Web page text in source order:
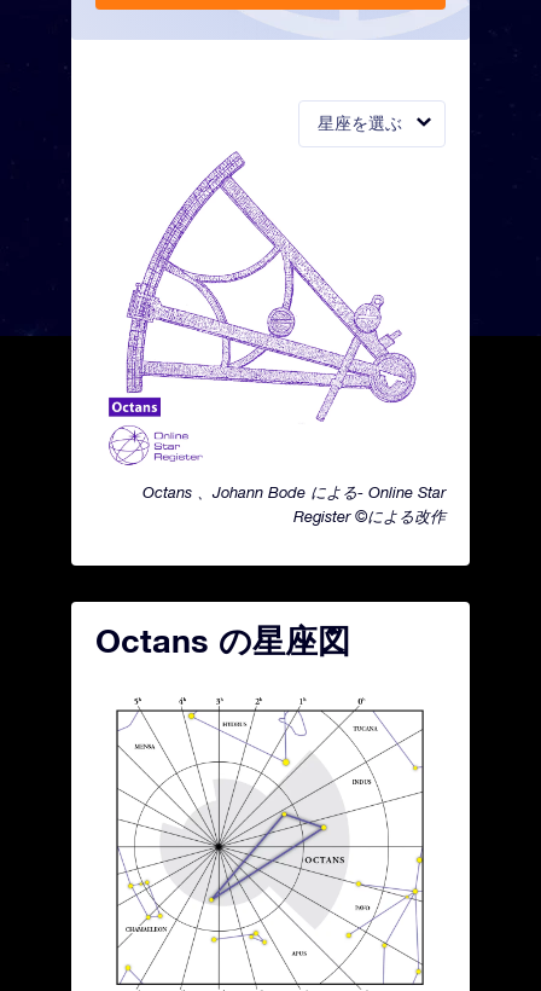
星座を選ぶ
Octans 、Johann Bode による- Online Star
Register ©による改作
Octans の星座図